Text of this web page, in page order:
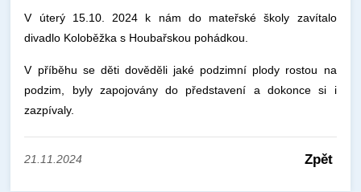
V úterý 15.10. 2024 k nám do mateřské školy zavítalo
divadlo Koloběžka s Houbařskou pohádkou.
V příběhu se děti dověděli jaké podzimní plody rostou na
podzim, byly zapojovány do představení a dokonce si i
zazpívaly.
21.11.2024 Zpět